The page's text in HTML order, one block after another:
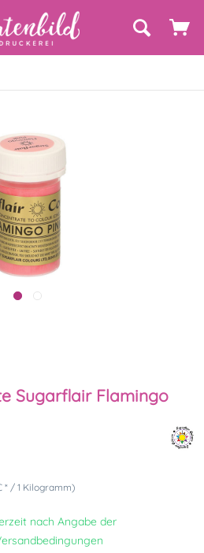
Sugarflair Flamingo
* / 1 Kilogramm)
nach Angabe der